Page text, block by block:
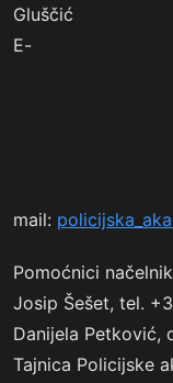
Gluščić
E-
mail:
Pomoćnici
Josip Šešet, tel.
Danijela Petković,
Tajnica Policijske